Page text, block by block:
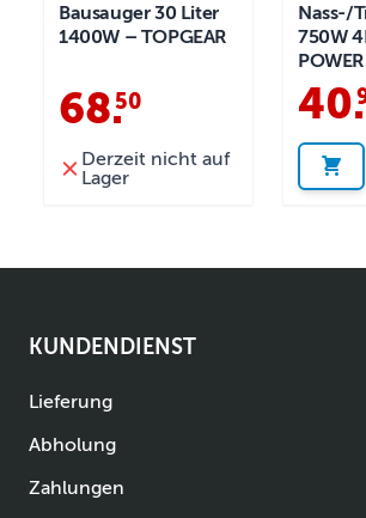
Bausauger 30 Liter
1400W – TOPGEAR
68.
50
Derzeit nicht auf
Lager
Nass-/
750W
40.
KUNDENDIENST
Lieferung
Abholung
Zahlungen